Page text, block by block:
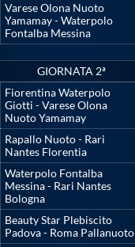
Varese Olona Nuoto
Yamamay - Waterpolo
Fontalba Messina
GIORNATA 2ª
Fiorentina Waterpolo
Giotti - Varese Olona
Nuoto Yamamay
Rapallo Nuoto - Rari
Nantes Florentia
Waterpolo Fontalba
Messina - Rari Nantes
Bologna
Beauty Star Plebiscito
Padova - Roma Pallanuoto